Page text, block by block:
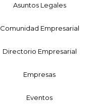
Asuntos Legales
Comunidad Empresarial
Directorio Empresarial
Empresas
Eventos